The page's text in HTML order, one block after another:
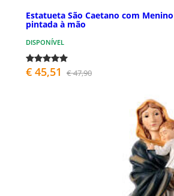
Estatueta São Caetano com
pintada à mão
DISPONÍVEL
€ 45,51 € 47,90